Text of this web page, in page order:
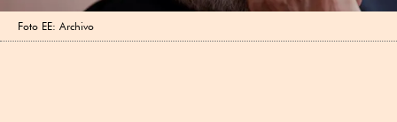
Foto EE: Archivo